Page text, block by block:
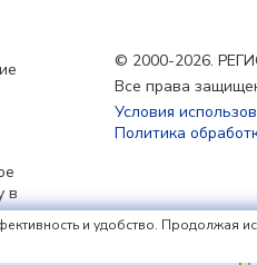
в
© 2000-2026.
Все права
Условия
Политика
и удобство. Продолжая